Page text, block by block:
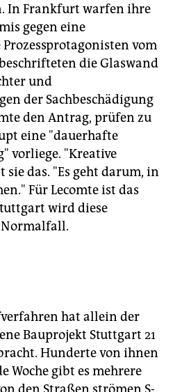
In Frankfurt warfen ihre
gegen eine
vom
die Glaswand
und
der Sachbeschädigung
den Antrag, prüfen zu
eine "dauerhafte
vorliege. "Kreative
das. "Es geht darum, in
Für Lecomte ist das
wird diese
hat allein der
Bauprojekt Stuttgart 21
Hunderte von ihnen
Woche gibt es mehrere